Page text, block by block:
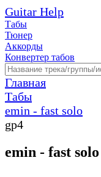
Guitar Help
Табы
Тюнер
Аккорды
Конвертер табов
Главная
Табы
emin - fast solo
gp4
emin - fast